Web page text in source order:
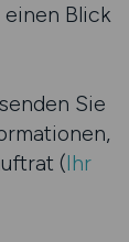
einen Blick
Sie
(Ihr